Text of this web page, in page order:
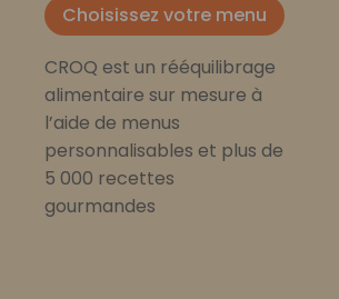
Choisissez votre menu
CROQ est un rééquilibrage
alimentaire sur mesure à
l’aide de menus
personnalisables et plus de
5 000 recettes
gourmandes